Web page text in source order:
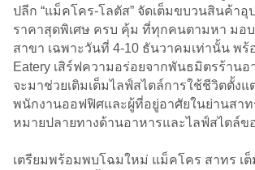
ปลีก “แม็คโคร-โลตัส” จัดเต็มขบวนสินค้า
ราคาสุดพิเศษ ครบ คุ้ม ที่ทุกคนตามหา มอ
สาขา เฉพาะวันที่ 4-10 ธันวาคมเท่านั้น พร้
Eatery เสิร์ฟความอร่อยจากพันธมิตรร้าน
จะมาช่วยเติมเต็มไลฟ์สไตล์การใช้ชีวิตตั้งแ
พนักงานออฟฟิศและผู้ที่อยู่อาศัยในย่านสาท
หมายปลายทางด้านอาหารและไลฟ์สไตล์ข
เตรียมพร้อมพบโฉมใหม่ แม็คโคร สาทร เ